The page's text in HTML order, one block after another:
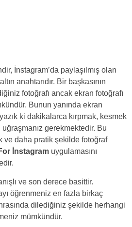
İnstagram’da paylaşılmış olan
anahtarıdır. Bir başkasının
fotoğrafı ancak ekran fotoğrafı
Bunun yanında ekran
yazık ki dakikalarca kırpmak, kesmek
gerekmektedir. Bu
ve daha pratik şekilde fotoğraf
İnstagram uygulamasını
ve son derece basittir.
öğrenmeniz en fazla birkaç
dilediğiniz şekilde herhangi
mümkündür.